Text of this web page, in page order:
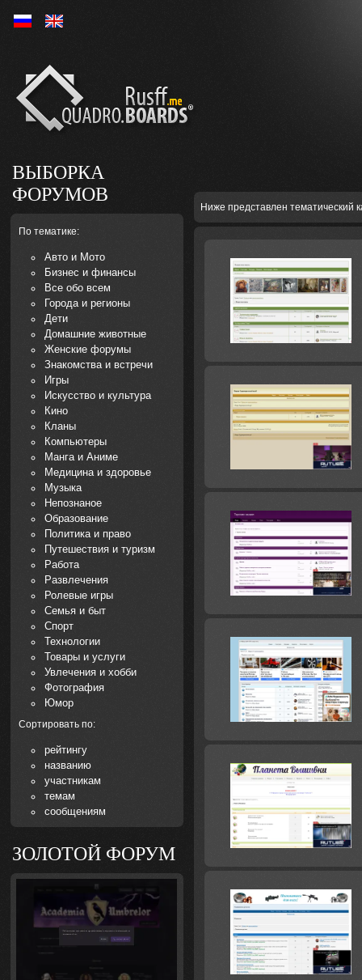
Ру En
ВЫБОРКА
ФОРУМОВ
По тематике:
Авто и Мото
Бизнес и финансы
Все обо всем
Города и регионы
Дети
Домашние животные
Женские форумы
Знакомства и встречи
Игры
Искусство и культура
Кино
Кланы
Компьютеры
Манга и Аниме
Медицина и здоровье
Музыка
Непознаное
Образование
Политика и право
Путешествия и туризм
Работа
Развлечения
Ролевые игры
Семья и быт
Спорт
Технологии
Товары и услуги
Увлечения и хобби
Фотография
Юмор
Сортировать по:
рейтингу
названию
участникам
темам
сообщениям
ЗОЛОТОЙ ФОРУМ
Ниже представлен тематический